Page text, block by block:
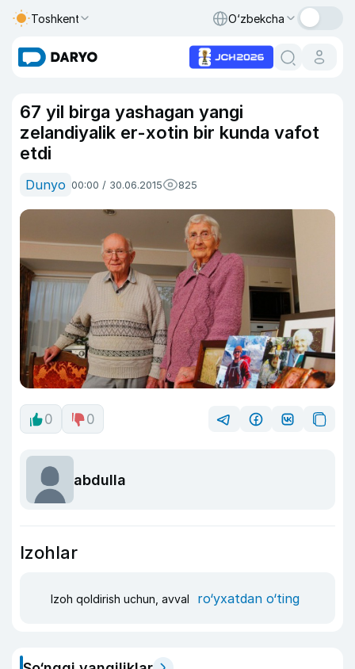
Toshkent O‘zbekcha
67 yil birga yashagan yangi
zelandiyalik er-xotin bir kunda vafot
etdi
Dunyo 00:00 / 30.06.2015 825
0 0
abdulla
Izohlar
Izoh qoldirish uchun, avval ro‘yxatdan o‘ting